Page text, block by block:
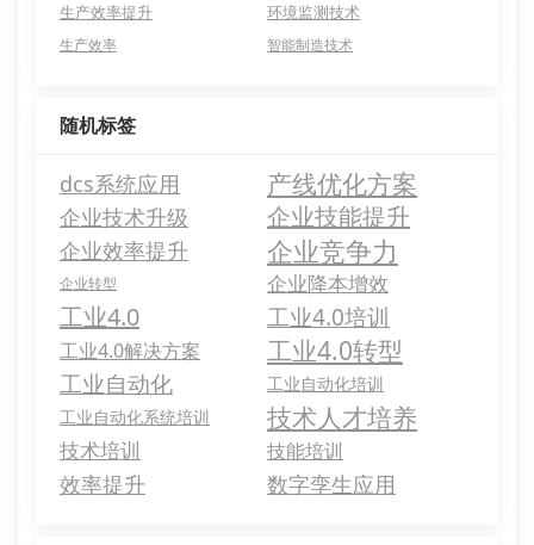
生产效率提升
环境监测技术
生产效率 智能制造技术
随机标签
dcs系统应用 产线优化方案
企业技术升级 企业技能提升
企业效率提升 企业竞争力
企业转型 企业降本增效
工业4.0 工业4.0培训
工业4.0解决方案 工业4.0转型
工业自动化
工业自动化培训
工业自动化系统培训
技术人才培养
技术培训 技能培训
效率提升 数字孪生应用